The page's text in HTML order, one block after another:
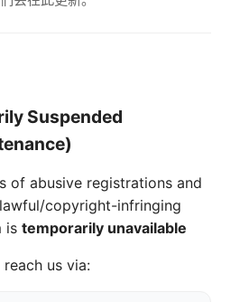
Suspended
of abusive registrations and
copyright-infringing
is temporarily unavailable
reach us via: